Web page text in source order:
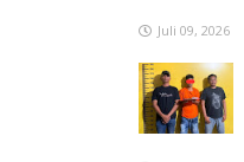
Juli 09, 2026